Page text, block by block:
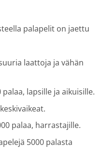
palapelit on jaettu
laattoja ja vähän
lapsille ja aikuisille.
palaa, harrastajille.
5000 palasta